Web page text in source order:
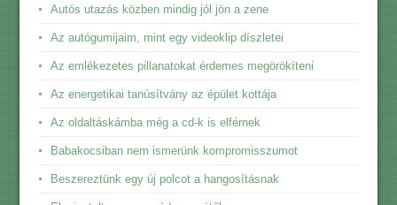
Autós utazás közben mindig jól jön a zene
Az autógumijaim, mint egy videoklip díszletei
Az emlékezetes pillanatokat érdemes megörökíteni
Az energetikai tanúsítvány az épület kottája
Az oldaltáskámba még a cd-k is elférnek
Babakocsiban nem ismerünk kompromisszumot
Beszereztünk egy új polcot a hangosításnak